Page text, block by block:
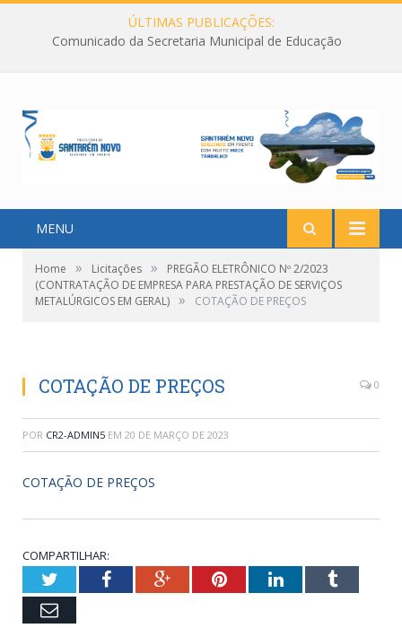
ÚLTIMAS PUBLICAÇÕES:
Comunicado da Secretaria Municipal de Educação
MENU
Home » Licitações »
PREGÃO ELETRÔNICO Nº 2/2023
(CONTRATAÇÃO DE EMPRESA PARA PRESTAÇÃO DE SERVIÇOS
METALÚRGICOS EM GERAL) » COTAÇÃO DE PREÇOS
COTAÇÃO DE PREÇOS 0
POR CR2-ADMIN5 EM 20 DE MARÇO DE 2023
COTAÇÃO DE PREÇOS
COMPARTILHAR:
TwitterFacebookGoogle+PinterestLinkedInTumblr
Email